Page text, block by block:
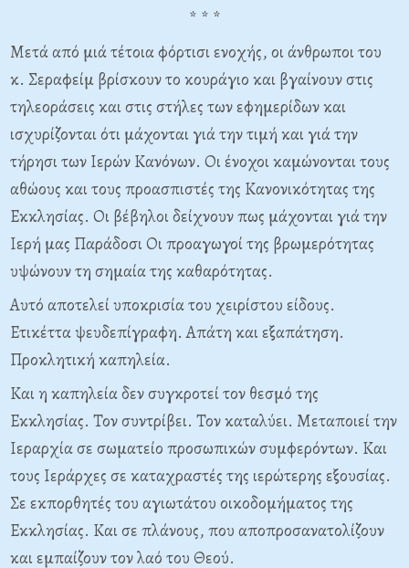
* * *
Μετά από μιά τέτοια φόρτισι ενοχής, οι άνθρωποι του
κ. Σεραφείμ βρίσκουν το κουράγιο και βγαίνουν στις
τηλεοράσεις και στις στήλες των εφημερίδων και
ισχυρίζονται ότι μάχονται γιά την τιμή και γιά την
τήρησι των Ιερών Κανόνων. Οι ένοχοι καμώνονται τους
αθώους και τους προασπιστές της Κανονικότητας της
Εκκλησίας. Οι βέβηλοι δείχνουν πως μάχονται γιά την
Ιερή μας Παράδοσι Οι προαγωγοί της βρωμερότητας
υψώνουν τη σημαία της καθαρότητας.
Αυτό αποτελεί υποκρισία του χειρίστου είδους.
Ετικέττα ψευδεπίγραφη. Απάτη και εξαπάτηση.
Προκλητική καπηλεία.
Και η καπηλεία δεν συγκροτεί τον θεσμό της
Εκκλησίας. Τον συντρίβει. Τον καταλύει. Μεταποιεί την
Ιεραρχία σε σωματείο προσωπικών συμφερόντων. Και
τους Ιεράρχες σε καταχραστές της ιερώτερης εξουσίας.
Σε εκπορθητές του αγιωτάτου οικοδομήματος της
Εκκλησίας. Και σε πλάνους, που αποπροσανατολίζουν
και εμπαίζουν τον λαό του Θεού.